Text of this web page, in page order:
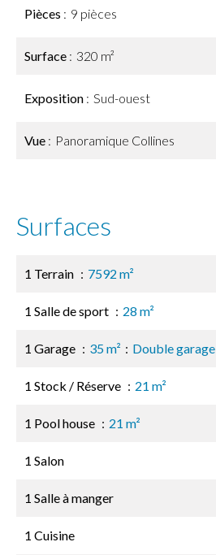
Pièces 9 pièces
Surface 320 m²
Exposition Sud-ouest
Vue Panoramique Collines
Surfaces
1 Terrain 7592 m²
1 Salle de sport 28 m²
1 Garage 35 m² Double garage
1 Stock / Réserve 21 m²
1 Pool house 21 m²
1 Salon
1 Salle à manger
1 Cuisine